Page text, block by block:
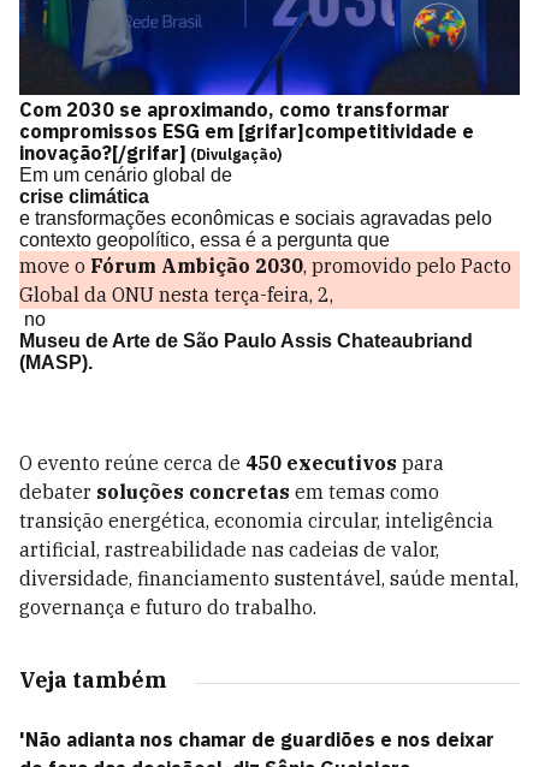
Com 2030 se aproximando, como transformar
compromissos ESG em [grifar]competitividade e
inovação?[/grifar] (Divulgação)
Em um cenário global de
crise climática
e transformações econômicas e sociais agravadas pelo
contexto geopolítico, essa é a pergunta que
move o Fórum Ambição 2030, promovido pelo Pacto
Global da ONU nesta terça-feira, 2,
no
Museu de Arte de São Paulo Assis Chateaubriand
(MASP).
O evento reúne cerca de 450 executivos para
debater soluções concretas em temas como
transição energética, economia circular, inteligência
artificial, rastreabilidade nas cadeias de valor,
diversidade, financiamento sustentável, saúde mental,
governança e futuro do trabalho.
Veja também
'Não adianta nos chamar de guardiões e nos deixar